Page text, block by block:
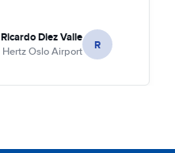
R
Ricardo Diez Valle
Hertz Oslo Airport